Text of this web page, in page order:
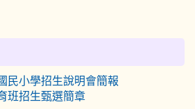
民小學招生說明會簡報
班招生甄選簡章